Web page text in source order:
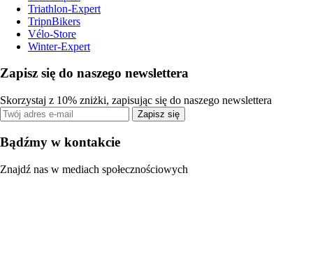
Triathlon-Expert
TripnBikers
Vélo-Store
Winter-Expert
Zapisz się do naszego newslettera
Skorzystaj z 10% zniżki, zapisując się do naszego newslettera
Zapisz się
Bądźmy w kontakcie
Znajdź nas w mediach społecznościowych